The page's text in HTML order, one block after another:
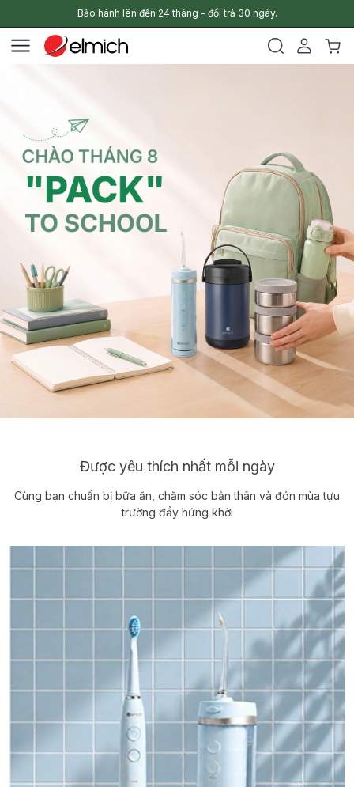
Bảo hành lên đến 24 tháng - đổi trả 30 ngày.
Được yêu thích nhất mỗi ngày
Cùng bạn chuẩn bị bữa ăn, chăm sóc bản thân và đón mùa tựu
trường đầy hứng khởi